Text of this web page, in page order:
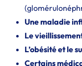
Une maladie
Le
L’obésité et le
Certains